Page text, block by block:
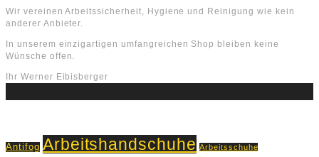
Wir vereinen Arbeitssicherheit, Hygiene und Reinigung wie kein
anderer Anbieter.
In unserem einzigartigen umfangreichen Shop bleiben keine
Wünsche offen.
Ihr Werner Eibisberger
Antifog Arbeitshandschuhe Arbeitsschuhe